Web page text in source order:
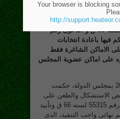
55315 لسنة 66 ق و الدعوى رقم
التى حكم فيها باعادة انتخابات
الاماكن الشاغرة فقط
على اماكن عضوية المجلس
وفى جلسة 17 نوفمبر 2016 بمجلس الدولة، حكمت
الاستشكال والطعن على
الحكم الصادر فى الدعوى رقم 55315 لسنه 66 ق وتأييد
نهائى واجب التنفيذ، الذى
Your browser is blocking
http://